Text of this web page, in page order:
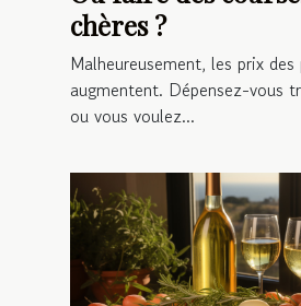
chères ?
Malheureusement, les prix
augmentent. Dépensez-vous
ou vous voulez...